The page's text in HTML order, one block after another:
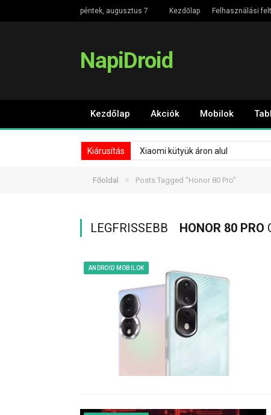
péntek, augusztus 7 Kezdőlap Felhasználási
NapiDroid
Kezdőlap Akciók Mobilok
Kiárusítás Xiaomi kütyük áron alul
Főoldal » Posts Tagged "Honor 80 Pro"
LEGFRISSEBB HONOR 80 PRO
ANDROID MOBILOK